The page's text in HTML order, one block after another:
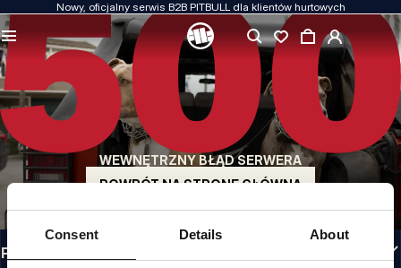
Consent Details About
Nowy, oficjalny serwis B2B PITBULL dla klientów hurtowych
WEWNĘTRZNY BŁĄD SERWERA
POWRÓT NA STRONĘ GŁÓWNĄ
JAKOŚĆ TO DLA NAS PRIORYTET
Naszą odzież produkujemy z pasją. Nie idziemy na kompromis w kwestiach
wytrzymałości, długowieczności materiałów i dbałości o detal.
US ORIGIN
Nasze korzenie sięgają San Diego z początku lat 90-tych XX wieku. Nasz styl jest
surowy, autentyczny i bezkompromisowy.
MARKA Z CHARAKTEREM
Nasze kolekcje wybierają sportowcy, fighterzy i uparci indywidualiści.
INFORMACJE
PRZYDATNE LINKI